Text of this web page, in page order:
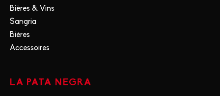
Bières & Vins
Sangria
Bières
Accessoires
LA PATA NEGRA